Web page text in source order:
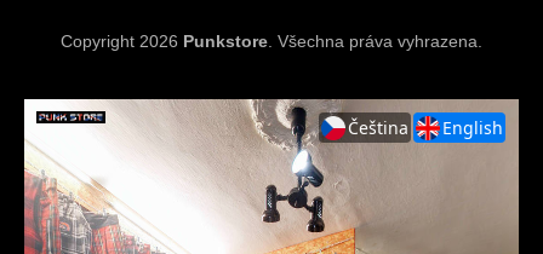
Copyright 2026 Punkstore . Všechna práva vyhrazena.